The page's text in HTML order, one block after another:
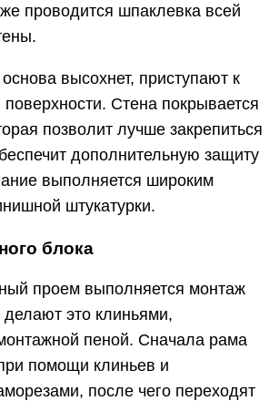
проводится шпаклевка всей
высохнет, приступают к
Стена покрывается
позволит лучше закрепиться
дополнительную защиту
выполняется широким
штукатурки.
блока
проем выполняется монтаж
это клиньями,
пеной. Сначала рама
помощи клиньев и
после чего переходят